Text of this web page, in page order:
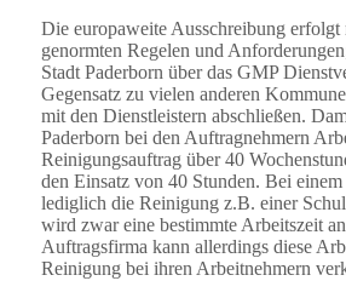
Die europaweite Ausschreibung
genormten Regelen und
Stadt Paderborn über das GMP
Gegensatz zu vielen anderen
mit den Dienstleistern abschließen.
Paderborn bei den Auftragnehmern
Reinigungsauftrag über 40
den Einsatz von 40 Stunden. Bei
lediglich die Reinigung z.B. einer
wird zwar eine bestimmte Arbeitszeit
Auftragsfirma kann allerdings diese
Reinigung bei ihren Arbeitnehmern